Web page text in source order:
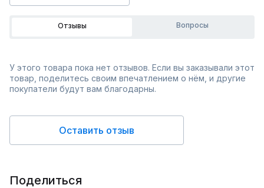
Отзывы Вопросы
У этого товара пока нет отзывов. Если вы заказывали этот
товар, поделитесь своим впечатлением о нём, и другие
покупатели будут вам благодарны.
Оставить отзыв
Поделиться